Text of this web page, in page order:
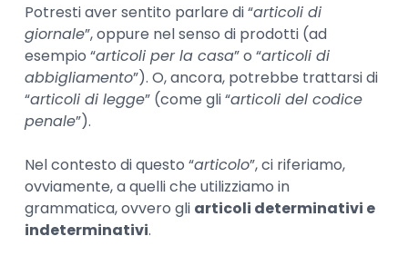
Potresti aver sentito parlare di “articoli di
giornale”, oppure nel senso di prodotti (ad
esempio “articoli per la casa” o “articoli di
abbigliamento”). O, ancora, potrebbe trattarsi di
“articoli di legge” (come gli “articoli del codice
penale”).
Nel contesto di questo “articolo”, ci riferiamo,
ovviamente, a quelli che utilizziamo in
grammatica, ovvero gli articoli determinativi e
indeterminativi.